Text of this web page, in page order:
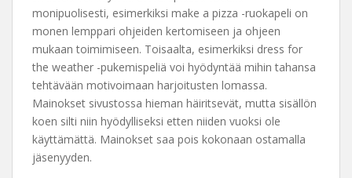
monipuolisesti, esimerkiksi make a pizza -ruokapeli on
monen lemppari ohjeiden kertomiseen ja ohjeen
mukaan toimimiseen. Toisaalta, esimerkiksi dress for
the weather -pukemispeliä voi hyödyntää mihin tahansa
tehtävään motivoimaan harjoitusten lomassa.
Mainokset sivustossa hieman häiritsevät, mutta sisällön
koen silti niin hyödylliseksi etten niiden vuoksi ole
käyttämättä. Mainokset saa pois kokonaan ostamalla
jäsenyyden.